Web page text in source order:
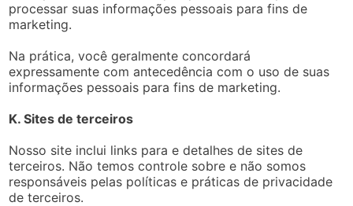
processar suas informações pessoais para fins de
marketing.
Na prática, você geralmente concordará
expressamente com antecedência com o uso de suas
informações pessoais para fins de marketing.
K. Sites de terceiros
Nosso site inclui links para e detalhes de sites de
terceiros. Não temos controle sobre e não somos
responsáveis pelas políticas e práticas de privacidade
de terceiros.